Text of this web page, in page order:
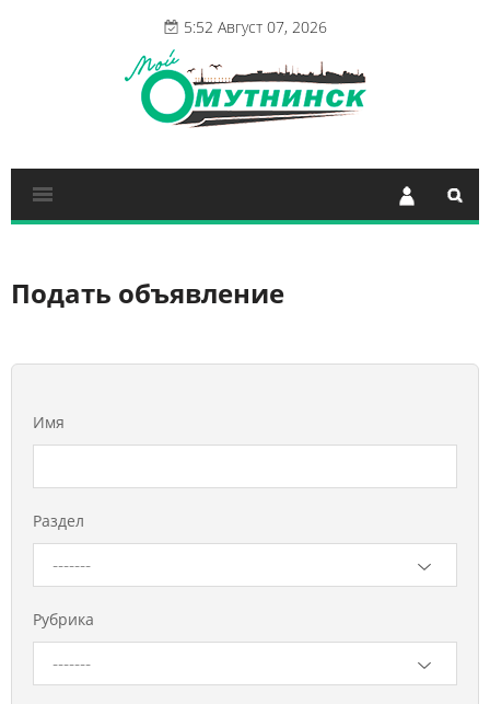
5:52 Август 07, 2026
Подать объявление
Имя
Раздел
-------
Рубрика
-------